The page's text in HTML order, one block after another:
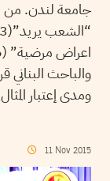
والباحث البناني
ومدى إعتبار
11 Nov 2015